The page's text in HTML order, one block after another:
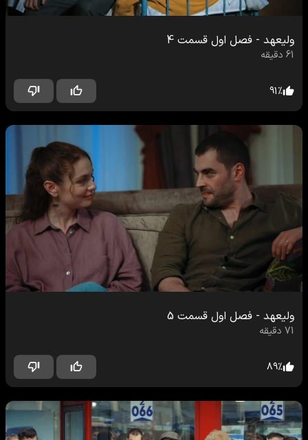
ولیعهد - فصل اول قسمت 4
61 دقیقه
91%
ولیعهد - فصل اول قسمت 5
71 دقیقه
89%